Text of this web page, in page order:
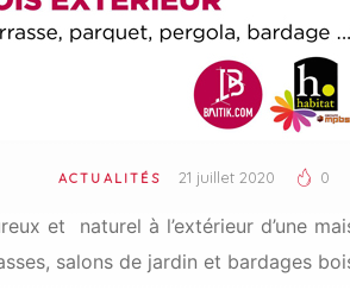
ACTUALITÉS 21 juillet 2020 0
et naturel à l’extérieur d’une
salons de jardin et bardages